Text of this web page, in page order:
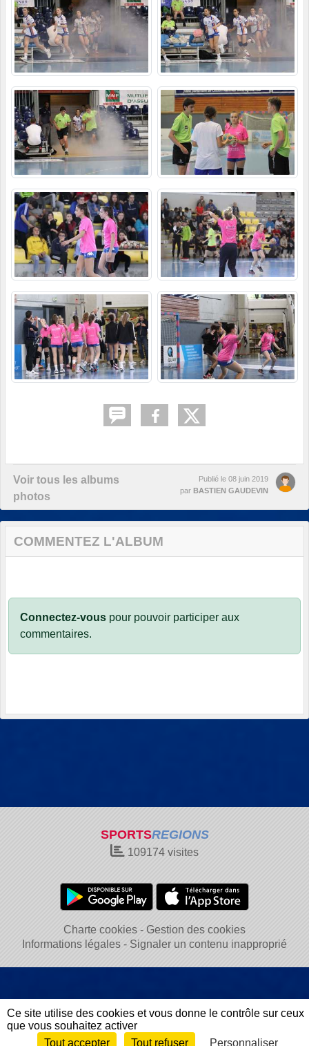
Voir tous les albums
photos
Publié le 08 juin 2019
par BASTIEN GAUDEVIN
COMMENTEZ L'ALBUM
Connectez-vous pour pouvoir participer aux
commentaires.
SPORTSREGIONS
109174 visites
Charte cookies
Gestion des cookies
Informations légales
Signaler un contenu inapproprié
Envie de participer ?
Ce site utilise des cookies et vous donne le contrôle sur ceux
que vous souhaitez activer
Tout accepter
Tout refuser Personnaliser